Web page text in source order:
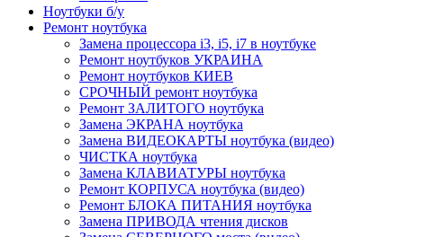
Ноутбуки б/у
Ремонт ноутбука
Замена процессора i3, i5, i7 в ноутбуке
Ремонт ноутбуков УКРАИНА
Ремонт ноутбуков КИЕВ
СРОЧНЫЙ ремонт ноутбука
Ремонт ЗАЛИТОГО ноутбука
Замена ЭКРАНА ноутбука
Замена ВИДЕОКАРТЫ ноутбука (видео)
ЧИСТКА ноутбука
Замена КЛАВИАТУРЫ ноутбука
Ремонт КОРПУСА ноутбука (видео)
Ремонт БЛОКА ПИТАНИЯ ноутбука
Замена ПРИВОДА чтения дисков